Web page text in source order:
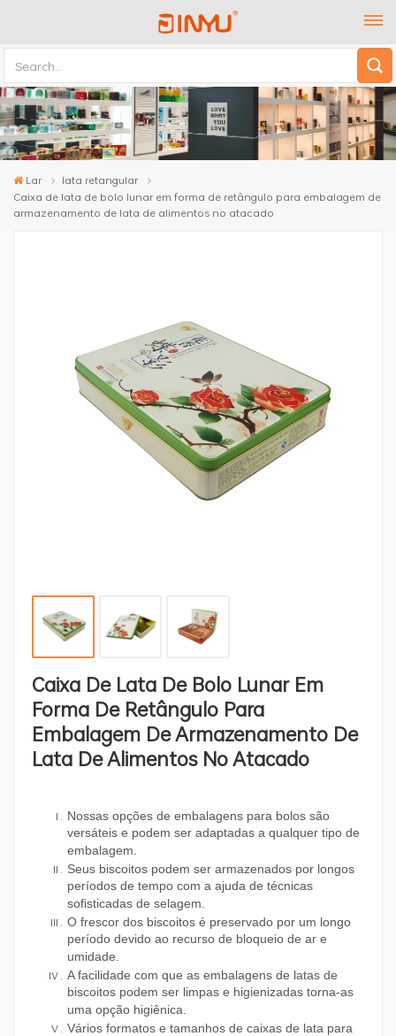
Lar
lata retangular
Caixa de lata de bolo lunar em forma de retângulo para embalagem de
armazenamento de lata de alimentos no atacado
Caixa De Lata De Bolo Lunar Em
Forma De Retângulo Para
Embalagem De Armazenamento De
Lata De Alimentos No Atacado
Nossas opções de embalagens para bolos são
versáteis e podem ser adaptadas a qualquer tipo de
embalagem.
Seus biscoitos podem ser armazenados por longos
períodos de tempo com a ajuda de técnicas
sofisticadas de selagem.
O frescor dos biscoitos é preservado por um longo
período devido ao recurso de bloqueio de ar e
umidade.
A facilidade com que as embalagens de latas de
biscoitos podem ser limpas e higienizadas torna-as
uma opção higiênica.
Vários formatos e tamanhos de caixas de lata para